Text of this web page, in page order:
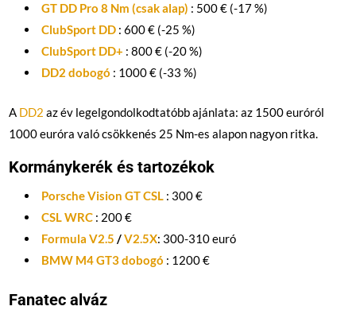
GT DD Pro 8 Nm (csak alap) : 500 € (-17 %)
ClubSport DD : 600 € (-25 %)
ClubSport DD+ : 800 € (-20 %)
DD2 dobogó : 1000 € (-33 %)
A DD2 az év legelgondolkodtatóbb ajánlata: az 1500 euróról
1000 euróra való csökkenés 25 Nm-es alapon nagyon ritka.
Kormánykerék és tartozékok
Porsche Vision GT CSL : 300 €
CSL WRC : 200 €
Formula V2.5 /V2.5X: 300-310 euró
BMW M4 GT3 dobogó : 1200 €
Fanatec alváz